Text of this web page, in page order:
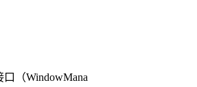
（WindowMana